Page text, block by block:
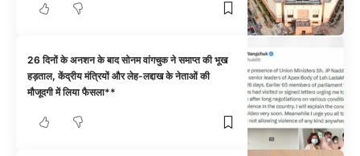
26 दिनों के अनशन के बाद सोनम वांगचुक ने समाप्त की भूख
हड़ताल, केंद्रीय मंत्रियों और लेह-लद्दाख के नेताओं की
मौजूदगी में लिया फैसला**